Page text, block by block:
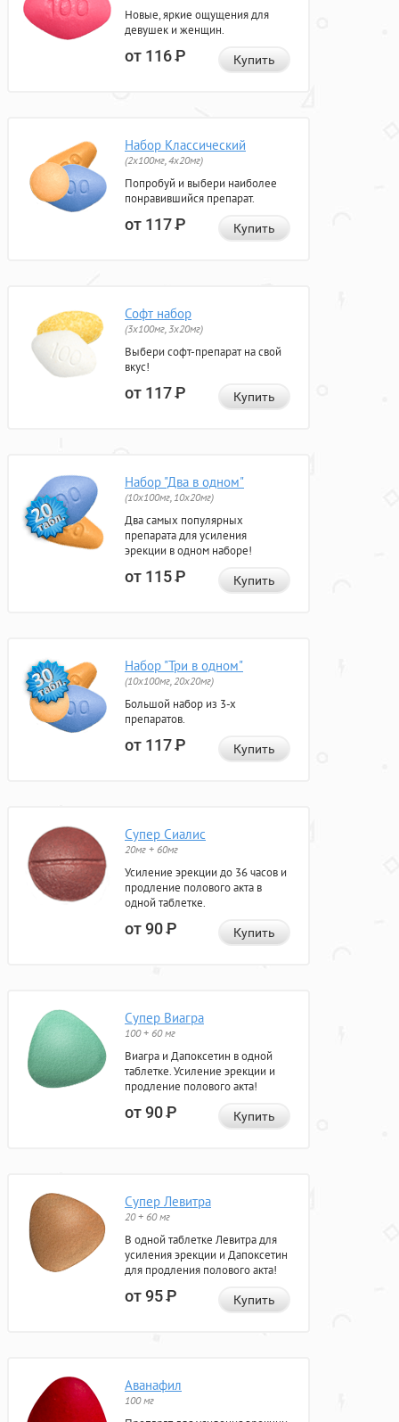
Новые, яркие ощущения для
девушек и женщин.
от 116Р Купить
Набор Классический
(2x100мг, 4x20мг)
Попробуй и выбери наиболее
понравившийся препарат.
от 117Р Купить
Софт набор
(3x100мг, 3x20мг)
Выбери софт-препарат на свой
вкус!
от 117Р Купить
Набор "Два в одном"
(10x100мг, 10x20мг)
Два самых популярных
препарата для усиления
эрекции в одном наборе!
от 115Р Купить
Набор "Три в одном"
(10x100мг, 20x20мг)
Большой набор из 3-х
препаратов.
от 117Р Купить
Супер Сиалис
20мг + 60мг
Усиление эрекции до 36 часов и
продление полового акта в
одной таблетке.
от 90Р Купить
Супер Виагра
100 + 60 мг
Виагра и Дапоксетин в одной
таблетке. Усиление эрекции и
продление полового акта!
от 90Р Купить
Супер Левитра
20 + 60 мг
В одной таблетке Левитра для
усиления эрекции и Дапоксетин
для продления полового акта!
от 95Р Купить
Аванафил
100 мг